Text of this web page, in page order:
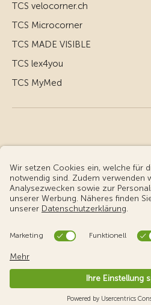
TCS velocorner.ch
TCS Microcorner
TCS MADE VISIBLE
TCS lex4you
TCS MyMed
© Touring Club
Benutzungsbedingungen -
Cookie-